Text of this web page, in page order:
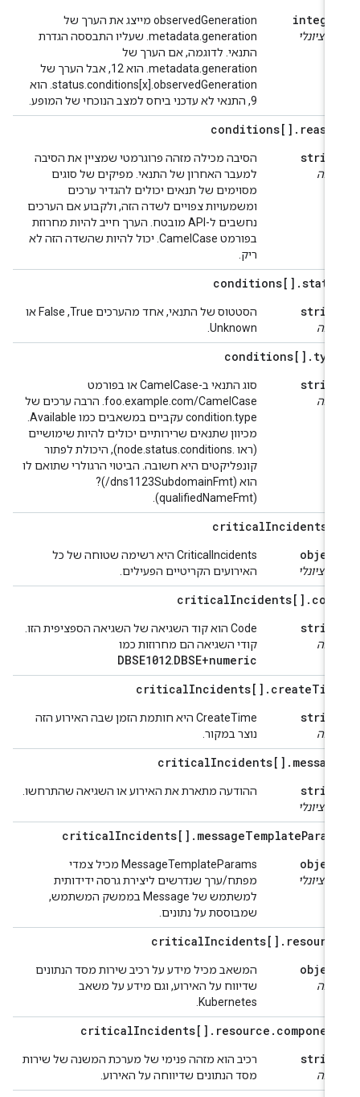
.metadata.generation שעליו התבססה הגדרת
.metadata.generation הוא 12, אבל הערך של
‎.status.conditions[x].observedGeneration הוא
conditions[].
הסיבה מכילה מזהה פרוגרמטי שמציין את הסיבה
למעבר האחרון של התנאי. מפיקים של סוגים
מסוימים של תנאים יכולים להגדיר ערכים
ומשמעויות צפויים לשדה הזה, ולקבוע אם הערכים
נחשבים ל-API מובטח. הערך חייב להיות מחרוזת
בפורמט CamelCase. יכול להיות שהשדה הזה לא
conditions[].
הסטטוס של התנאי, אחד מהערכים True,‏ False או
Unknown.
conditions[]
סוג התנאי ב-CamelCase או בפורמט
foo.example.com/CamelCase. הרבה ערכים של
condition.type עקביים במשאבים כמו Available.
מכיוון שתנאים שרירותיים יכולים להיות שימושיים
(ראו .node.status.conditions), היכולת לפתור
קונפליקטים היא חשובה. הביטוי הרגולרי שתואם לו
הוא (dns1123SubdomainFmt/)?
critical
‫CriticalIncidents היא רשימה שטוחה של כל
האירועים הקריטיים הפעילים.
criticalIncidents[]
‫Code הוא קוד השגיאה של השגיאה הספציפית הזו.
קודי השגיאה הם מחרוזות כמו
DBSE+numeric
.
DBSE1012
criticalIncidents[].create
‫CreateTime היא חותמת הזמן שבה האירוע הזה
נוצר במקור.
criticalIncidents[].
ההודעה מתארת את האירוע או השגיאה שהתרחשו.
criticalIncidents[].messageTemplate
‫MessageTemplateParams מכיל צמדי
מפתח/ערך שנדרשים ליצירת גרסה ידידותית
למשתמש של Message בממשק המשתמש,
שמבוססת על נתונים.
criticalIncidents[].
המשאב מכיל מידע על רכיב שירות מסד הנתונים
שדיווח על האירוע, וגם מידע על משאב
Kubernetes.
criticalIncidents[].resource.
רכיב הוא מזהה פנימי של מערכת המשנה של שירות
מסד הנתונים שדיווחה על האירוע.